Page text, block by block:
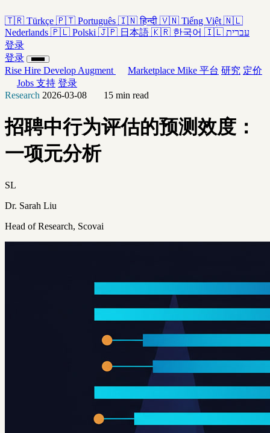
🇹🇷 Türkçe 🇵🇹 Português 🇮🇳 हिन्दी 🇻🇳 Tiếng Việt 🇳🇱
Nederlands 🇵🇱 Polski 🇯🇵 日本語 🇰🇷 한국어 🇮🇱 עברית
登录
登录
Rise Hire Develop Augment Marketplace Mike 平台 研究 定价
Jobs 支持 登录
Research 2026-03-08 15 min read
招聘中行为评估的预测效度：
一项元分析
SL
Dr. Sarah Liu
Head of Research, Scovai